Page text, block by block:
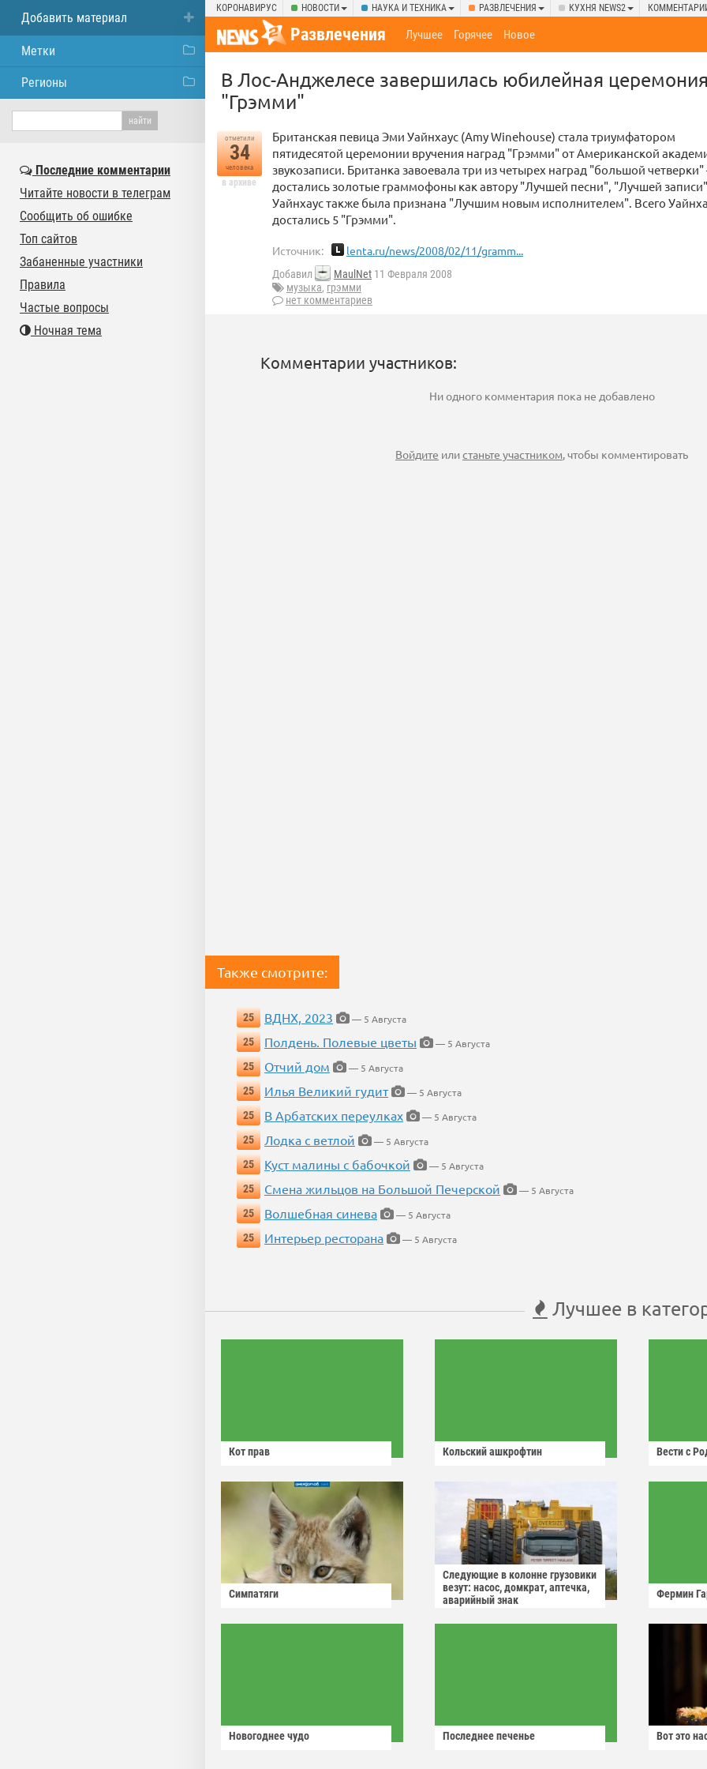
КОРОНАВИРУС НОВОСТИ НАУКА И ТЕХНИКА РАЗВЛЕЧЕНИЯ КУХНЯ NEWS2
Развлечения Лучшее Горячее Новое
В Лос-Анджелесе завершилась юбилейная
"Грэмми"
отметили
34
человека
в архиве
Британская певица Эми Уайнхаус (Amy Winehouse) стала триумфатором
пятидесятой церемонии вручения наград "Грэмми" от Американской
звукозаписи. Британка завоевала три из четырех наград "большой
достались золотые граммофоны как автору "Лучшей песни", "Лучшей
Уайнхаус также была признана "Лучшим новым исполнителем". Всего
достались 5 "Грэмми".
Источник: lenta.ru/news/2008/02/11/gramm...
Добавил MaulNet 11 Февраля 2008
музыка, грэмми
нет комментариев
Комментарии участников:
Ни одного комментария пока не добавлено
Войдите илистаньте участником, чтобы комментировать
Также смотрите:
25 ВДНХ, 2023
— 5 Августа
25
Полдень. Полевые цветы
— 5 Августа
25
Отчий дом
— 5 Августа
25
Илья Великий гудит
— 5 Августа
25
В Арбатских переулках
— 5 Августа
25
Лодка с ветлой
— 5 Августа
25
Куст малины с бабочкой
— 5 Августа
25
Смена жильцов на Большой Печерской
— 5 Августа
25
Волшебная синева
— 5 Августа
25
Интерьер ресторана — 5 Августа
Лучшее в
Кот прав Кольский ашкрофтин Вести с
Симпатяги
Следующие в колонне грузовики
везут: насос, домкрат, аптечка,
аварийный знак
Фермин
Новогоднее чудо Последнее печенье Вот это
Добавить материал
Метки
Регионы
Последние комментарии
Читайте новости в телеграм
Сообщить об ошибке
Топ сайтов
Забаненные участники
Правила
Частые вопросы
Ночная тема